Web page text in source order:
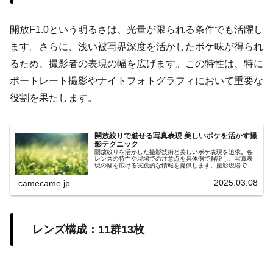
開放F1.0という明るさは、光量が限られる条件でも活躍し
ます。さらに、浅い被写界深度を活かしたボケ味が得られ
るため、撮影者の表現の幅を広げます。この特性は、特に
ポートレート撮影やナイトフォトグラフィにおいて重要な
役割を果たします。
開放絞りで魅せる写真表現 美しいボケを活かす撮
影テクニック
開放絞りを活かした撮影技術と美しいボケ表現を追求。各
レンズの特性や現場での注意点を具体例で解説し、写真表
現の幅を広げる実践的な情報を提供します。撮影現場で役
camecame.jp 2025.03.08
レンズ構成：11群13枚